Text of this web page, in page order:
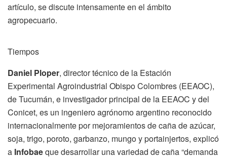
artículo, se discute intensamente en el ámbito
agropecuario.
Tiempos
Daniel Ploper, director técnico de la Estación
Experimental Agroindustrial Obispo Colombres (EEAOC),
de Tucumán, e investigador principal de la EEAOC y del
Conicet, es un ingeniero agrónomo argentino reconocido
internacionalmente por mejoramientos de caña de azúcar,
soja, trigo, poroto, garbanzo, mungo y portainjertos, explicó
a Infobaeque desarrollar una variedad de caña “demanda